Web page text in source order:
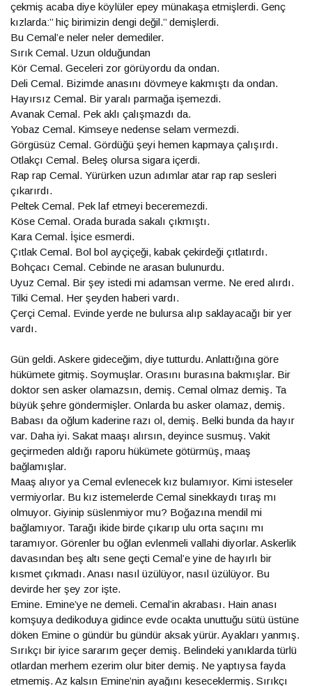
çekmiş acaba diye köylüler epey münakaşa etmişlerdi. Genç
kızlarda:’’ hiç birimizin dengi değil.’’ demişlerdi.
Bu Cemal’e neler neler demediler.
Sırık Cemal. Uzun olduğundan
Kör Cemal. Geceleri zor görüyordu da ondan.
Deli Cemal. Bizimde anasını dövmeye kakmıştı da ondan.
Hayırsız Cemal. Bir yaralı parmağa işemezdi.
Avanak Cemal. Pek aklı çalışmazdı da.
Yobaz Cemal. Kimseye nedense selam vermezdi.
Görgüsüz Cemal. Gördüğü şeyi hemen kapmaya çalışırdı.
Otlakçı Cemal. Beleş olursa sigara içerdi.
Rap rap Cemal. Yürürken uzun adımlar atar rap rap sesleri
çıkarırdı.
Peltek Cemal. Pek laf etmeyi beceremezdi.
Köse Cemal. Orada burada sakalı çıkmıştı.
Kara Cemal. İşice esmerdi.
Çıtlak Cemal. Bol bol ayçiçeği, kabak çekirdeği çıtlatırdı.
Bohçacı Cemal. Cebinde ne arasan bulunurdu.
Uyuz Cemal. Bir şey istedi mi adamsan verme. Ne ered alırdı.
Tilki Cemal. Her şeyden haberi vardı.
Çerçi Cemal. Evinde yerde ne bulursa alıp saklayacağı bir yer
vardı.
Gün geldi. Askere gideceğim, diye tutturdu. Anlattığına göre
hükümete gitmiş. Soymuşlar. Orasını burasına bakmışlar. Bir
doktor sen asker olamazsın, demiş. Cemal olmaz demiş. Ta
büyük şehre göndermişler. Onlarda bu asker olamaz, demiş.
Babası da oğlum kaderine razı ol, demiş. Belki bunda da hayır
var. Daha iyi. Sakat maaşı alırsın, deyince susmuş. Vakit
geçirmeden aldığı raporu hükümete götürmüş, maaş
bağlamışlar.
Maaş alıyor ya Cemal evlenecek kız bulamıyor. Kimi isteseler
vermiyorlar. Bu kız istemelerde Cemal sinekkaydı tıraş mı
olmuyor. Giyinip süslenmiyor mu? Boğazına mendil mi
bağlamıyor. Tarağı ikide birde çıkarıp ulu orta saçını mı
taramıyor. Görenler bu oğlan evlenmeli vallahi diyorlar. Askerlik
davasından beş altı sene geçti Cemal’e yine de hayırlı bir
kısmet çıkmadı. Anası nasıl üzülüyor, nasıl üzülüyor. Bu
devirde her şey zor işte.
Emine. Emine’ye ne demeli. Cemal’in akrabası. Hain anası
komşuya dedikoduya gidince evde ocakta unuttuğu sütü üstüne
döken Emine o gündür bu gündür aksak yürür. Ayakları yanmış.
Sırıkçı bir iyice sararım geçer demiş. Belindeki yanıklarda türlü
otlardan merhem ezerim olur biter demiş. Ne yaptıysa fayda
etmemiş. Az kalsın Emine’nin ayağını keseceklermiş. Sırıkçı